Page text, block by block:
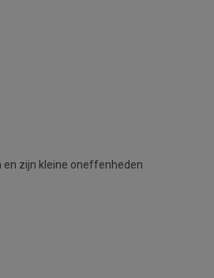
en zijn kleine oneffenheden